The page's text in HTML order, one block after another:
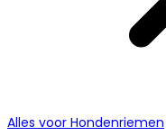
Alles voor Hondenriemen